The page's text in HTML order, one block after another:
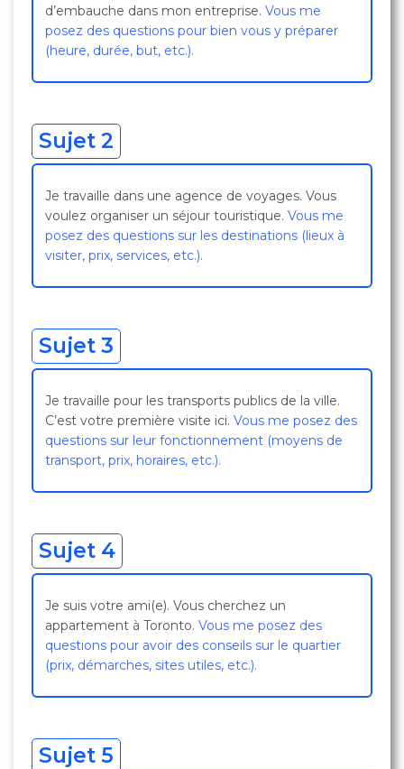
d’embauche dans mon entreprise. Vous me
posez des questions pour bien vous y préparer
(heure, durée, but, etc.).
Sujet 2
Je travaille dans une agence de voyages. Vous
voulez organiser un séjour touristique. Vous me
posez des questions sur les destinations (lieux à
visiter, prix, services, etc.).
Sujet 3
Je travaille pour les transports publics de la ville.
C’est votre première visite ici. Vous me posez des
questions sur leur fonctionnement (moyens de
transport, prix, horaires, etc.).
Sujet 4
Je suis votre ami(e). Vous cherchez un
appartement à Toronto. Vous me posez des
questions pour avoir des conseils sur le quartier
(prix, démarches, sites utiles, etc.).
Sujet 5